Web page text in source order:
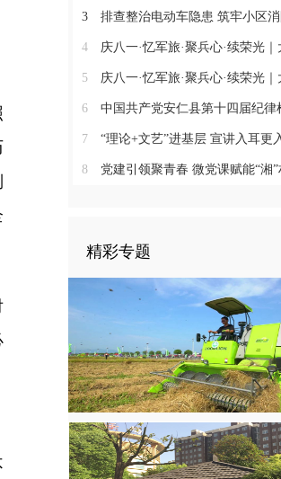
3 排查整治电动车隐患 筑牢小区消防
4 庆八一·忆军旅·聚兵心·续荣光｜大源村退役军
5 庆八一·忆军旅·聚兵心·续荣光｜大源村退役军
6 中国共产党安仁县第十四届纪律检查委员会召开第一
7 “理论+文艺”进基层 宣讲入耳更
8 党建引领聚青春 微党课赋能“湘
精彩专题